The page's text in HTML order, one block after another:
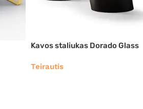
Kavos staliukas Dorado Glass
Teirautis